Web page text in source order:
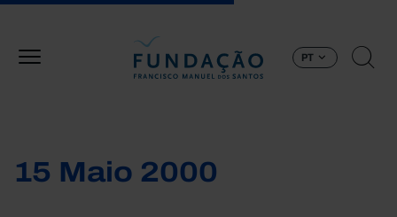
PT
15 Maio 2000